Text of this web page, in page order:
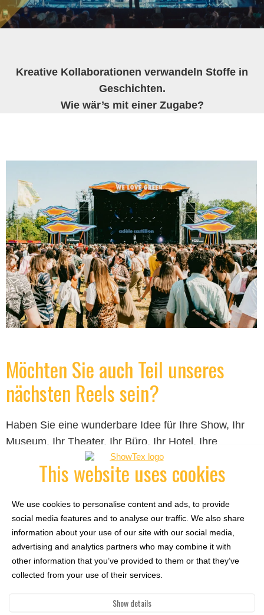
This website uses cookies
We use cookies to personalise content and ads, to provide
social media features and to analyse our traffic. We also share
information about your use of our site with our social media,
advertising and analytics partners who may combine it with
other information that you’ve provided to them or that they’ve
collected from your use of their services.
Show details
Kreative Kollaborationen verwandeln Stoffe in
Geschichten.
Wie wär’s mit einer Zugabe?
Möchten Sie auch Teil unseres
nächsten Reels sein?
Haben Sie eine wunderbare Idee für Ihre Show, Ihr
Museum, Ihr Theater, Ihr Büro, Ihr Hotel, Ihre
Veranstaltung ... und es fehlt Ihnen nur ein
vertrauenswürdiger Partner für Textillösungen und
Besprechen Sie Ihre Ideen mit den ShowTex-
Spezialisten. Sie unterstützen Sie gerne vom
Konzept bis zur Installation.